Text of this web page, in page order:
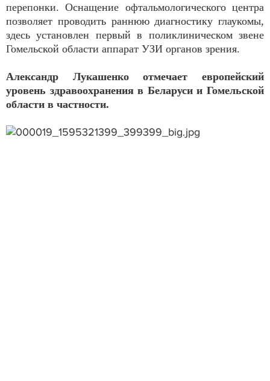
перепонки. Оснащение офтальмологического центра
позволяет проводить раннюю диагностику глаукомы,
здесь установлен первый в поликлиническом звене
Гомельской области аппарат УЗИ органов зрения.
Александр Лукашенко отмечает европейский
уровень здравоохранения в Беларуси и Гомельской
области в частности.